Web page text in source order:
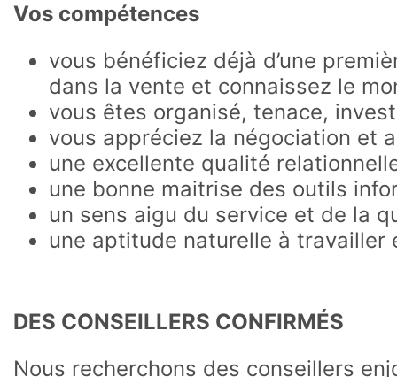
Vos compétences
vous bénéficiez déjà d’une
dans la vente et connaissez le
vous êtes organisé, tenace,
vous appréciez la négociation et
une excellente qualité
une bonne maitrise des outils
un sens aigu du service et de la
une aptitude naturelle à travailler
DES CONSEILLERS CONFIRMÉS
Nous recherchons des conseillers